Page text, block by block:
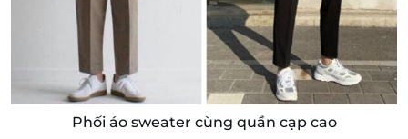
Phối áo sweater cùng quần cạp cao